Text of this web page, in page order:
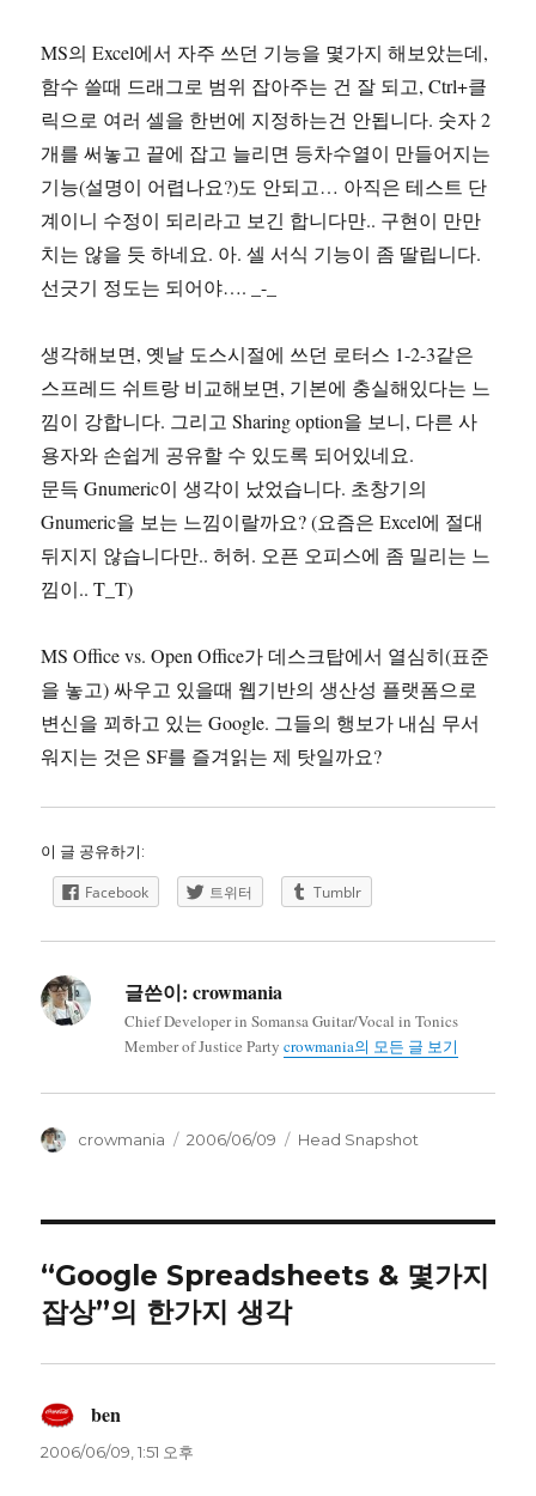
MS의 Excel에서 자주 쓰던 기능을 몇가지 해보았는데,
함수 쓸때 드래그로 범위 잡아주는 건 잘 되고, Ctrl+클
릭으로 여러 셀을 한번에 지정하는건 안됩니다. 숫자 2
개를 써놓고 끝에 잡고 늘리면 등차수열이 만들어지는
기능(설명이 어렵나요?)도 안되고… 아직은 테스트 단
계이니 수정이 되리라고 보긴 합니다만.. 구현이 만만
치는 않을 듯 하네요. 아. 셀 서식 기능이 좀 딸립니다.
선긋기 정도는 되어야…. _-_
생각해보면, 옛날 도스시절에 쓰던 로터스 1-2-3같은
스프레드 쉬트랑 비교해보면, 기본에 충실해있다는 느
낌이 강합니다. 그리고 Sharing option을 보니, 다른 사
용자와 손쉽게 공유할 수 있도록 되어있네요.
문득 Gnumeric이 생각이 났었습니다. 초창기의
Gnumeric을 보는 느낌이랄까요? (요즘은 Excel에 절대
뒤지지 않습니다만.. 허허. 오픈 오피스에 좀 밀리는 느
낌이.. T_T)
MS Office vs. Open Office가 데스크탑에서 열심히(표준
을 놓고) 싸우고 있을때 웹기반의 생산성 플랫폼으로
변신을 꾀하고 있는 Google. 그들의 행보가 내심 무서
워지는 것은 SF를 즐겨읽는 제 탓일까요?
이 글 공유하기:
Facebook 트위터 Tumblr
글쓴이: crowmania
Chief Developer in Somansa Guitar/Vocal in Tonics
Member of Justice Partycrowmania의 모든 글 보기
글
crowmania
작
2006/06/09
카
Head Snapshot
“Google Spreadsheets & 몇가지
잡상”의 한가지 생각
ben
글:
2006/06/09, 1:51 오후